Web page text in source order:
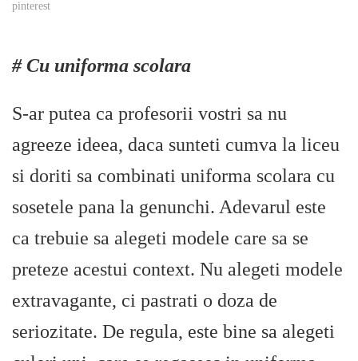
pinterest
# Cu uniforma scolara
S-ar putea ca profesorii vostri sa nu
agreeze ideea, daca sunteti cumva la liceu
si doriti sa combinati uniforma scolara cu
sosetele pana la genunchi. Adevarul este
ca trebuie sa alegeti modele care sa se
preteze acestui context. Nu alegeti modele
extravagante, ci pastrati o doza de
seriozitate. De regula, este bine sa alegeti